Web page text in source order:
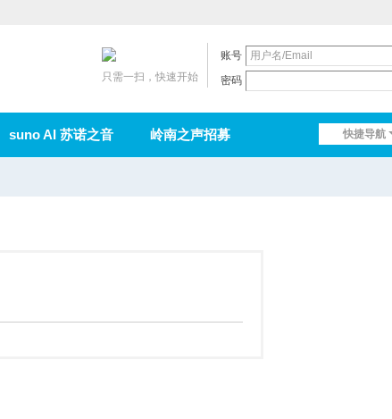
账号
密码
只需一扫，快速开始
快捷导航
suno AI 苏诺之音 岭南之声招募